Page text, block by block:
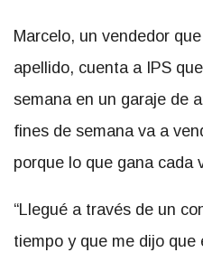
Marcelo, un vendedor
apellido, cuenta a IPS
semana en un garaje de
fines de semana va a
porque lo que gana cada
“Llegué a través de un
tiempo y que me dijo que